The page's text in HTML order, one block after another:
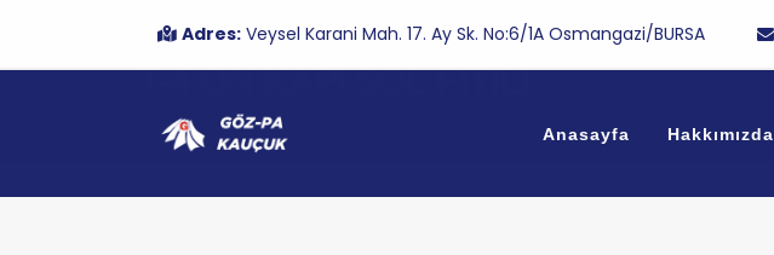
Adres: Veysel Karani Mah. 17. Ay Sk. No:6/1A Osmangazi/BURSA
Anasayfa Hakkımızda
T-4 ÖN KAPI SOL FİTİLİ